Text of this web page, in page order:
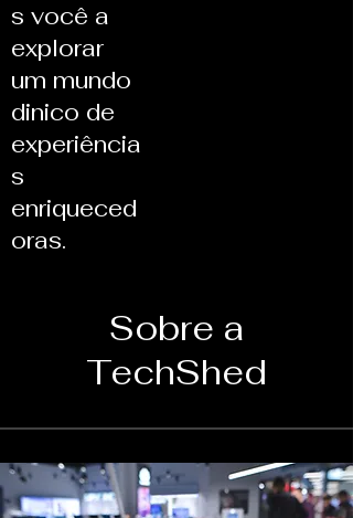
s você a
explorar
um mundo
dinico de
experiência
s
enriqueced
oras.
Sobre a
TechShed